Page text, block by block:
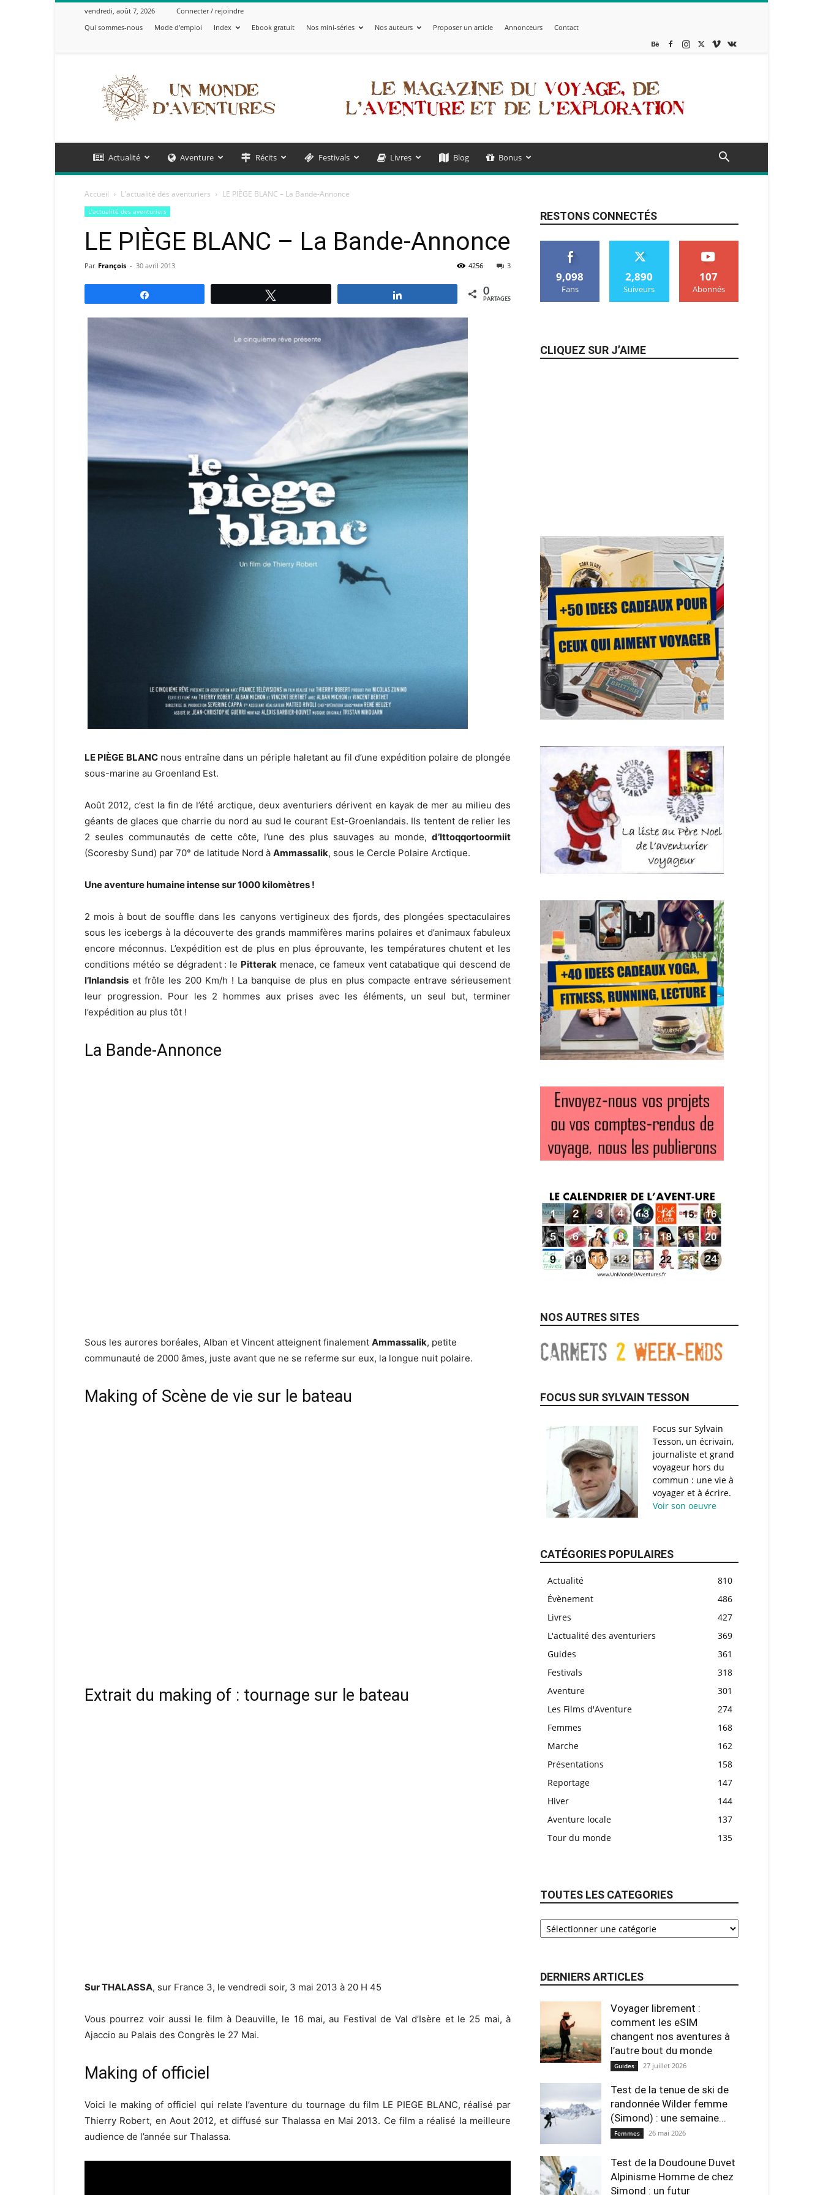
vendredi, août 7, 2026
Connecter / rejoindre
Qui sommes-nous
Mode d’emploi Index Ebook gratuit Nos mini-séries Nos auteurs Proposer un article Annonceurs Contact
Monde
d'Aventures
Actualité Aventure Récits Festivals Livres Blog Bonus
Accueil L'actualité des aventuriers LE PIÈGE BLANC – La Bande-Annonce
L'actualité des aventuriers
LE PIÈGE BLANC – La Bande-Annonce
Par François - 30 avril 2013 3
4256
0
PARTAGES
LE PIÈGE BLANCnous entraîne dans un périple haletant au fil d’une expédition polaire de plongée
sous-marine au Groenland Est.
Août 2012, c’est la fin de l’été arctique, deux aventuriers dérivent en kayak de mer au milieu des
géants de glaces que charrie du nord au sud le courant Est-Groenlandais. Ils tentent de relier les
2 seules communautés de cette côte, l’une des plus sauvages au monde, d’Ittoqqortoormiit
(Scoresby Sund) par 70° de latitude Nord à Ammassalik, sous le Cercle Polaire Arctique.
Une aventure humaine intense sur 1000 kilomètres !
2 mois à bout de souffle dans les canyons vertigineux des fjords, des plongées spectaculaires
sous les icebergs à la découverte des grands mammifères marins polaires et d’animaux fabuleux
encore méconnus. L’expédition est de plus en plus éprouvante, les températures chutent et les
conditions météo se dégradent : le Pitterak menace, ce fameux vent catabatique qui descend de
l’Inlandsis et frôle les 200 Km/h ! La banquise de plus en plus compacte entrave sérieusement
leur progression. Pour les 2 hommes aux prises avec les éléments, un seul but, terminer
l’expédition au plus tôt !
La Bande-Annonce
Sous les aurores boréales, Alban et Vincent atteignent finalement Ammassalik, petite
communauté de 2000 âmes, juste avant que ne se referme sur eux, la longue nuit polaire.
Making of Scène de vie sur le bateau
Extrait du making of : tournage sur le bateau
Sur THALASSA, sur France 3, le vendredi soir, 3 mai 2013 à 20 H 45
Vous pourrez voir aussi le film à Deauville, le 16 mai, au Festival de Val d’Isère et le 25 mai, à
Ajaccio au Palais des Congrès le 27 Mai.
Making of officiel
Voici le making of officiel qui relate l’aventure du tournage du film LE PIEGE BLANC, réalisé par
Thierry Robert, en Aout 2012, et diffusé sur Thalassa en Mai 2013. Ce film a réalisé la meilleure
audience de l’année sur Thalassa.
RESTONS CONNECTÉS
9,098
Fans
2,890
Suiveurs
107
Abonnés
CLIQUEZ SUR J’AIME
NOS AUTRES SITES
FOCUS SUR SYLVAIN TESSON
Focus sur Sylvain
Tesson, un écrivain,
journaliste et grand
voyageur hors du
commun : une vie à
voyager et à écrire.
Voir son oeuvre
CATÉGORIES POPULAIRES
Actualité
810
Évènement
486
Livres
427
L'actualité des aventuriers
369
Guides
361
Festivals
318
Aventure
301
Les Films d'Aventure
274
Femmes
168
Marche
162
Présentations
158
Reportage
147
Hiver
144
Aventure locale
137
Tour du monde
135
TOUTES LES CATEGORIES
DERNIERS ARTICLES
Voyager librement :
comment les eSIM
changent nos aventures à
l’autre bout du monde
Guides 27 juillet 2026
Test de la tenue de ski de
randonnée Wilder femme
(Simond) : une semaine...
Femmes 26 mai 2026
Test de la Doudoune Duvet
Alpinisme Homme de chez
Simond : un futur